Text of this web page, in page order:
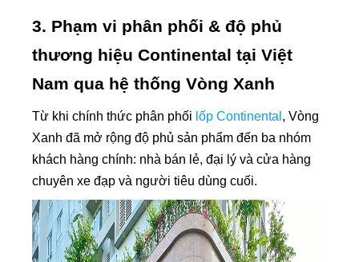
3. Phạm vi phân phối & độ phủ
thương hiệu Continental tại Việt
Nam qua hệ thống Vòng Xanh
Từ khi chính thức phân phối lốp Continental , Vòng
Xanh đã mở rộng độ phủ sản phẩm đến ba nhóm
khách hàng chính: nhà bán lẻ, đại lý và cửa hàng
chuyên xe đạp và người tiêu dùng cuối.